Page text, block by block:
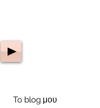
To blog μου